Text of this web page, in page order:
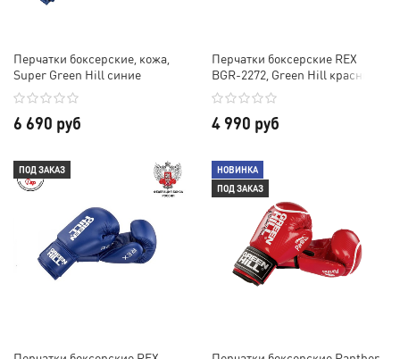
Перчатки боксерские, кожа,
Super Green Hill синие
6 690 руб
Перчатки боксерские REX
BGR-2272, Green Hill красные
4 990 руб
ПОД ЗАКАЗ
НОВИНКА
ПОД ЗАКАЗ